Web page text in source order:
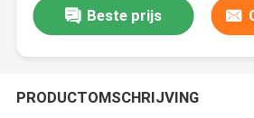
Beste prijs
PRODUCTOMSCHRIJVING